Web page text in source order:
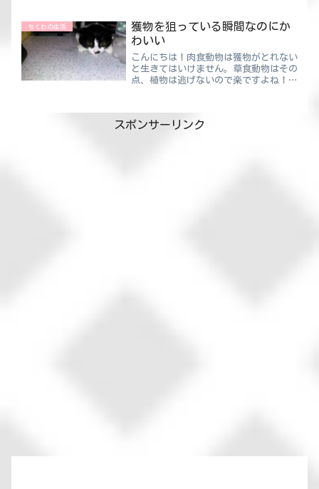
い・・・こんなことがありすぎて困りま
す😥ちくわママパパがいた...
ちくわの生活
獲物を狙っている瞬間なのにか
わいい
こんにちは！肉食動物は獲物がとれない
と生きてはいけません。草食動物はその
点、植物は逃げないので楽ですよね！た
の植物を食べにくることがわかっている
からです。うーん、自然はう...
スポンサーリンク